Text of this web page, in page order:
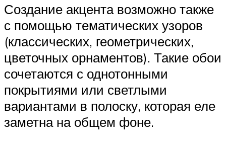
Создание акцента возможно также
с помощью тематических узоров
(классических, геометрических,
цветочных орнаментов). Такие обои
сочетаются с однотонными
покрытиями или светлыми
вариантами в полоску, которая еле
заметна на общем фоне.